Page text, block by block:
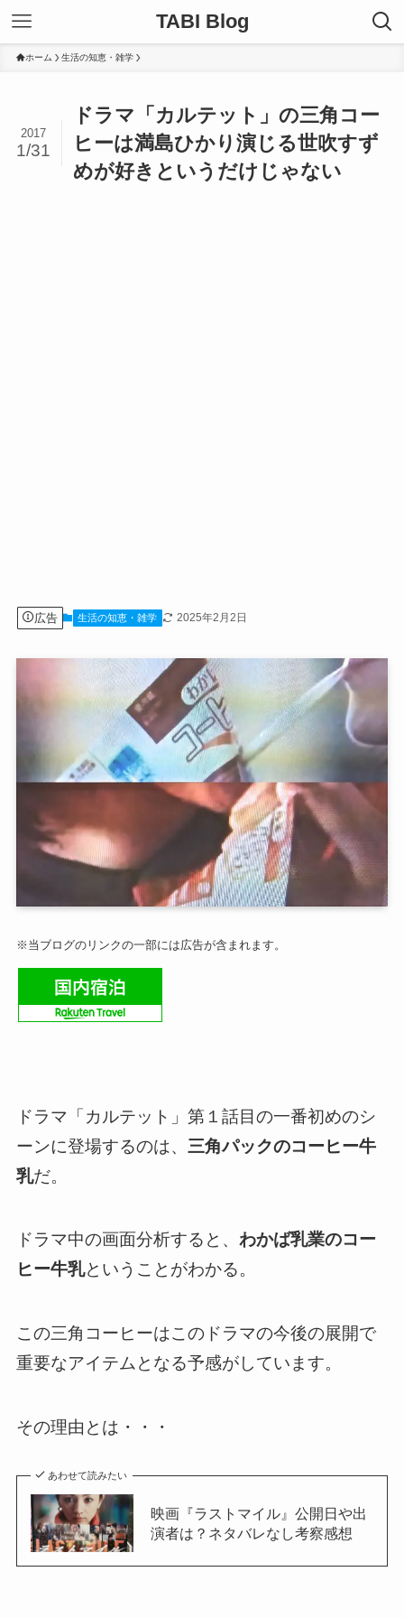
TABI Blog
ホーム 生活の知恵・雑学
ドラマ「カルテット」の三角コー
ヒーは満島ひかり演じる世吹すず
めが好きというだけじゃない
2017
1/31
広告 生活の知恵・雑学 2025年2月2日
※当ブログのリンクの一部には広告が含まれます。
ドラマ「カルテット」第１話目の一番初めのシ
ーンに登場するのは、 三角パックのコーヒー牛
乳だ。
ドラマ中の画面分析すると、 わかば乳業のコー
ヒー牛乳ということがわかる。
この三角コーヒーはこのドラマの今後の展開で
重要なアイテムとなる予感がしています。
その理由とは・・・
あわせて読みたい
映画『ラストマイル』公開日や出
演者は？ネタバレなし考察感想